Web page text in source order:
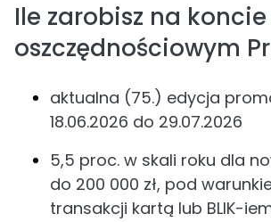
Ile zarobisz na koncie
oszczędnościowym
aktualna (75.) edycja
18.06.2026 do 29.07.2026
5,5 proc. w skali roku dla
do 200 000 zł, pod
transakcji kartą lub BLIK-